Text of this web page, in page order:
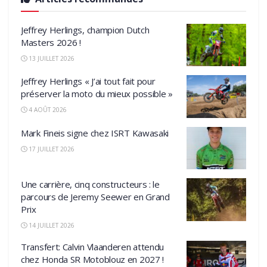
Jeffrey Herlings, champion Dutch
Masters 2026 !
13 JUILLET 2026
Jeffrey Herlings « J’ai tout fait pour
préserver la moto du mieux possible »
4 AOÛT 2026
Mark Fineis signe chez ISRT Kawasaki
17 JUILLET 2026
Une carrière, cinq constructeurs : le
parcours de Jeremy Seewer en Grand
Prix
14 JUILLET 2026
Transfert: Calvin Vlaanderen attendu
chez Honda SR Motoblouz en 2027 !